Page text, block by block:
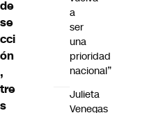
de
se
cci
ón
,
tre
s
a
ser
una
prioridad
nacional”
Julieta
Venegas